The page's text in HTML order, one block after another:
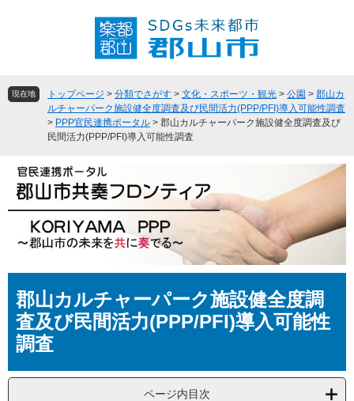
頭
飛現在地 トップページ > 分類でさがす > 文化・スポーツ・観光 > 公園 > 郡山カ
ルチャーパーク施設健全度調査及び民間活力(PPP/PFI)導入可能性調査
> PPP官民連携ポータル > 郡山カルチャーパーク施設健全度調査及び
民間活力(PPP/PFI)導入可能性調査
文郡山カルチャーパーク施設健全度調
査及び民間活力(PPP/PFI)導入可能性
調査
ページ内目次